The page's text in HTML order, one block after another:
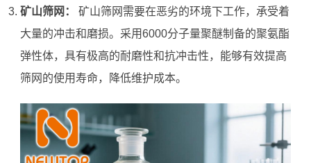
矿山筛网：
矿山筛网需要在恶劣的环境下工作，承受着
大量的冲击和磨损。采用6000分子量聚醚制备的聚氨酯
弹性体，具有极高的耐磨性和抗冲击性，能够有效提高
筛网的使用寿命，降低维护成本。